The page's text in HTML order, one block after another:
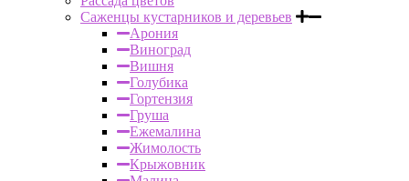
Саженцы кустарников и деревьев
Арония
Виноград
Вишня
Голубика
Гортензия
Груша
Ежемалина
Жимолость
Крыжовник